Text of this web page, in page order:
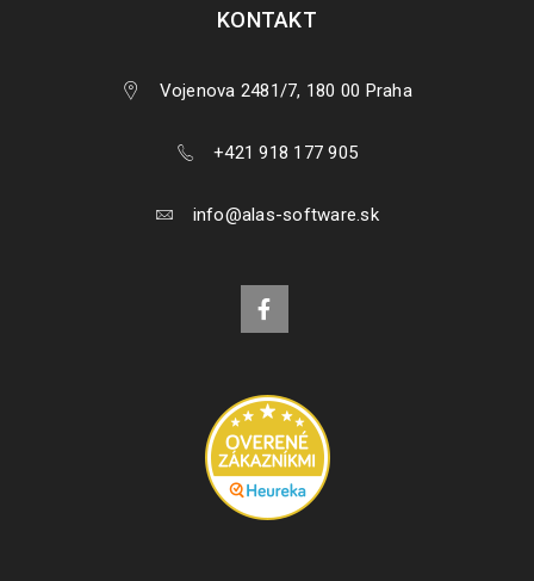
KONTAKT
Vojenova 2481/7, 180 00 Praha
+421 918 177 905
info@alas-software.sk